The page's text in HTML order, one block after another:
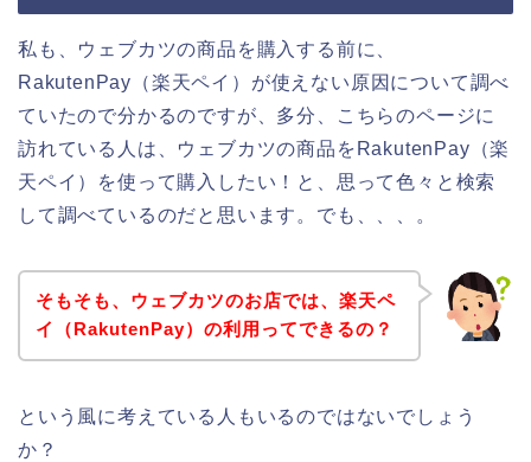
私も、ウェブカツの商品を購入する前に、
RakutenPay（楽天ペイ）が使えない原因について調べ
ていたので分かるのですが、多分、こちらのページに
訪れている人は、ウェブカツの商品をRakutenPay（楽
天ペイ）を使って購入したい！と、思って色々と検索
して調べているのだと思います。でも、、、。
そもそも、ウェブカツのお店では、楽天ペ
イ（RakutenPay）の利用ってできるの？
という風に考えている人もいるのではないでしょう
か？